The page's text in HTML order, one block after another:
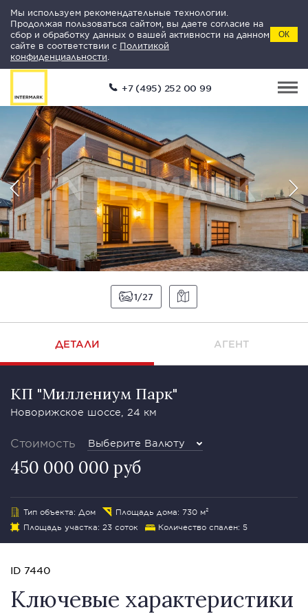
Мы используем рекомендательные технологии.
Продолжая пользоваться сайтом, вы даете согласие на
сбор и обработку данных о вашей активности на данном
сайте в соответствии с Политикой
конфиденциальности
ОК
+7 (495) 252 00 99
1 27
ДЕТАЛИ АГЕНТ
КП "Миллениум Парк"
Новорижское шоссе, 24 км
Стоимость Выберите Валюту
450 000 000 руб
Тип объекта: Дом
Площадь дома: 730 м²
Площадь участка: 23 соток
Количество спален: 5
ID 7440
Ключевые характеристики